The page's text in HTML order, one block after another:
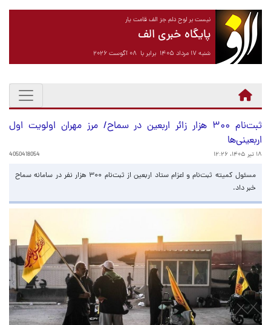
نیست بر لوح دلم جز الف قامت یار
پایگاه خبری الف
شنبه ۱۷ مرداد ۱۴۰۵ برابر با ۰۸ آگوست ۲۰۲۶
ثبت‌نام ۳۰۰ هزار زائر اربعین در سماح/ مرز مهران اولویت اول
اربعینی‌ها
۱۸ تیر ۱۴۰۵، ۱۲:۲۶ 4050418054
مسئول کمیته ثبت‌نام و اعزام ستاد اربعین از ثبت‌نام ۳۰۰ هزار نفر در سامانه سماح
خبر داد.